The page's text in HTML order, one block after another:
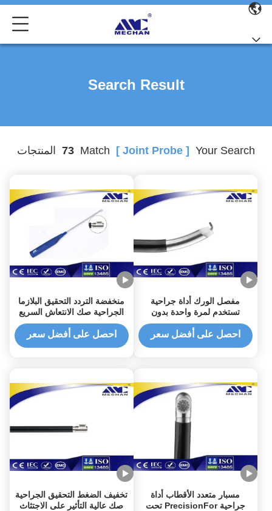
Search Result
Your Search
[ Joint Probe ]
73 المنتجات
مفصل الورك أداة جراحية
تستخدم لمرة واحدة بدون
استخدام الكربنة
احصل على أفضل سعر
منخفضة التردد التحقيق البلازما
الجراحية صك الانتعاش السريع
لجراحة المفاصل
احصل على أفضل سعر
مسبار متعدد الأقطاب أداة
جراحية PrecisionFor تحت
تخفيف الضغط التحقيق الجراحية
صك عالية التأثير على الاجتثاث